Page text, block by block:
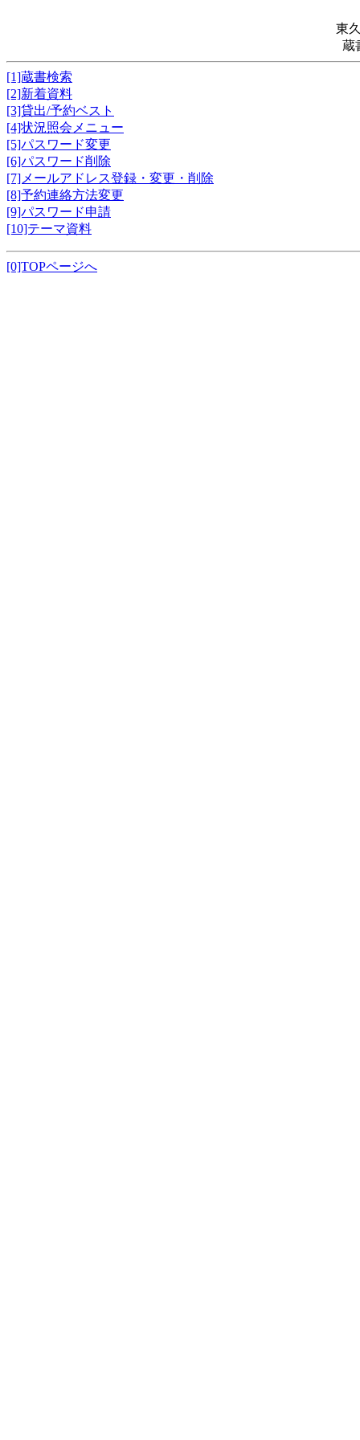
東
蔵
[1]蔵書検索
[2]新着資料
[3]貸出/予約ベスト
[4]状況照会メニュー
[5]パスワード変更
[6]パスワード削除
[7]メールアドレス登録・変更・削除
[8]予約連絡方法変更
[9]パスワード申請
[10]テーマ資料
[0]TOPページへ